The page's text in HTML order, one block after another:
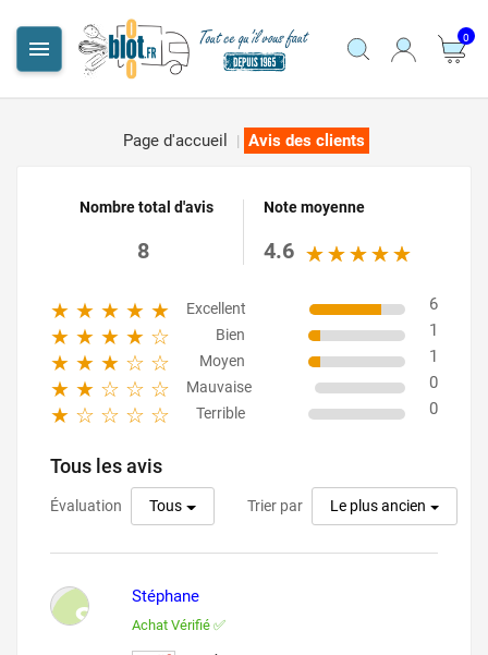
 0
Page d'accueil Avis des clients
Nombre total d'avis
8
Note moyenne
4.6
Excellent 6
Bien 1
Moyen 1
Mauvaise 0
Terrible 0
Tous les avis
Évaluation Tous Trier par Le plus ancien
S
Stéphane
Achat Vérifié ✅